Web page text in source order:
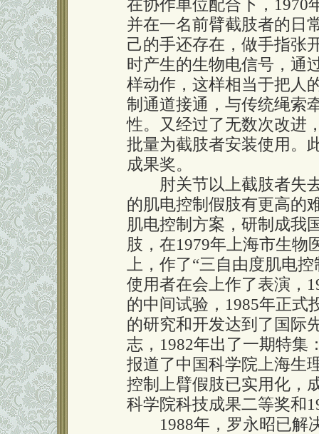
在协作单位配合下，1970
并在一名前臂截肢者的日
己的手还存在，做手指张
时产生的生物电信号，通
样动作，这样相当于把人
制通道接通，与传统绳索
性。又经过了无数次改进
批量为截肢者安装使用。
成果奖。
肘关节以上截肢者失去
的肌电控制假肢有更高的
肌电控制方案，研制成我
肢，在1979年上海市生物
上，作了“三自由度肌电
使用者在会上作了表演，
的中间试验，1985年正式
的研究和开发达到了国际
志，1982年出了一期特集
报道了中国科学院上海生
控制上臂假肢已实用化，
科学院科技成果二等奖和
1988年，罗永昭已解